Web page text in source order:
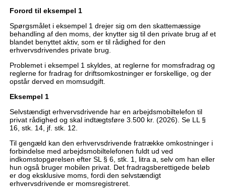
Forord til eksempel 1
Spørgsmålet i eksempel 1 drejer sig om den skattemæssige
behandling af den moms, der knytter sig til den private brug af et
blandet benyttet aktiv, som er til rådighed for den
erhvervsdrivendes private brug.
Problemet i eksempel 1 skyldes, at reglerne for momsfradrag og
reglerne for fradrag for driftsomkostninger er forskellige, og der
opstår derved en momsudgift.
Eksempel 1
Selvstændigt erhvervsdrivende har en arbejdsmobiltelefon til
privat rådighed og skal indtægtsføre 3.500 kr. (2026). Se LL §
16, stk. 14, jf. stk. 12.
Til gengæld kan den erhvervsdrivende fratrække omkostninger i
forbindelse med arbejdsmobiltelefonen fuldt ud ved
indkomstopgørelsen efter SL § 6, stk. 1, litra a, selv om han eller
hun også bruger mobilen privat. Det fradragsberettigede beløb
er dog eksklusive moms, fordi den selvstændigt
erhvervsdrivende er momsregistreret.